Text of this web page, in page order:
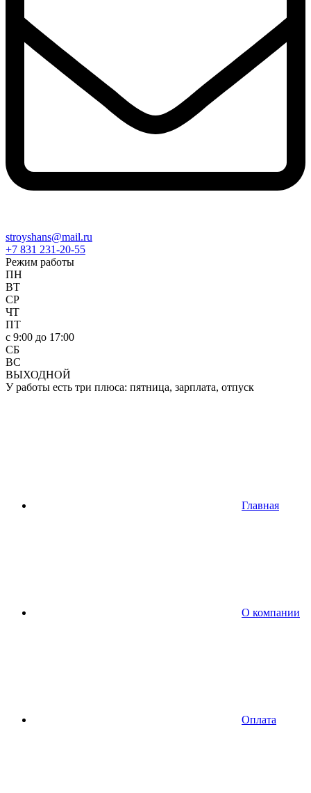
stroyshans@mail.ru
+7 831 231-20-55
Режим работы
ПН
ВТ
СР
ЧТ
ПТ
c 9:00 до 17:00
СБ
ВС
ВЫХОДНОЙ
У работы есть три плюса: пятница, зарплата, отпуск
Главная
О компании
Оплата